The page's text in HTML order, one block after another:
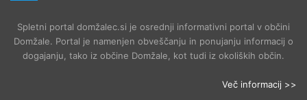
Spletni portal domžalec.si je osrednji informativni portal v občini
Domžale. Portal je namenjen obveščanju in ponujanju informacij o
dogajanju, tako iz občine Domžale, kot tudi iz okoliških občin.
Več informacij >>